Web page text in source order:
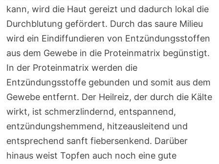
kann, wird die Haut gereizt und dadurch lokal die
Durchblutung gefördert. Durch das saure Milieu
wird ein Eindiffundieren von Entzündungsstoffen
aus dem Gewebe in die Proteinmatrix begünstigt.
In der Proteinmatrix werden die
Entzündungsstoffe gebunden und somit aus dem
Gewebe entfernt. Der Heilreiz, der durch die Kälte
wirkt, ist schmerzlindernd, entspannend,
entzündungshemmend, hitzeausleitend und
entsprechend sanft fiebersenkend. Darüber
hinaus weist Topfen auch noch eine gute